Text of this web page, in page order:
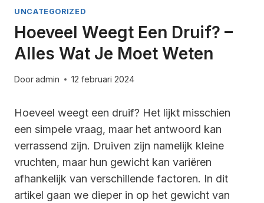
UNCATEGORIZED
Hoeveel Weegt Een Druif? –
Alles Wat Je Moet Weten
Dooradmin 12 februari 2024
Hoeveel weegt een druif? Het lijkt misschien
een simpele vraag, maar het antwoord kan
verrassend zijn. Druiven zijn namelijk kleine
vruchten, maar hun gewicht kan variëren
afhankelijk van verschillende factoren. In dit
artikel gaan we dieper in op het gewicht van